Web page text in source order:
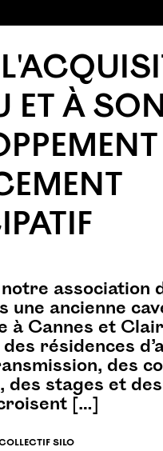
ET À
association
une ancienne
à Cannes et
résidences
des
des stages et
[…]
silo